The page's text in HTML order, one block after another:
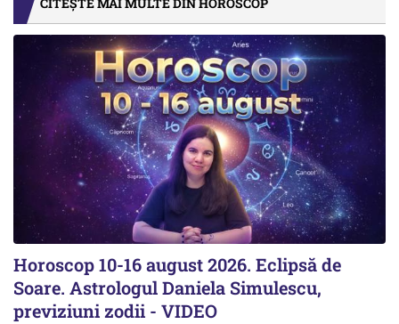
Horoscop 10-16 august 2026. Eclipsă de
Soare. Astrologul Daniela Simulescu,
previziuni zodii - VIDEO